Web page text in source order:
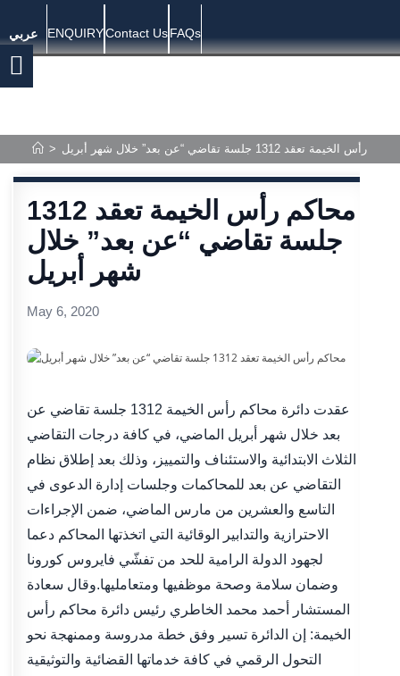
عربي ENQUIRYContact UsFAQs
> محاكم رأس الخيمة تعقد 1312 جلسة تقاضي “عن بعد” خلال شهر أبريل
محاكم رأس الخيمة تعقد 1312
جلسة تقاضي “عن بعد” خلال
شهر أبريل
May 6, 2020
عقدت دائرة محاكم رأس الخيمة 1312 جلسة تقاضي عن
بعد خلال شهر أبريل الماضي، في كافة درجات التقاضي
الثلاث الابتدائية والاستئناف والتمييز، وذلك بعد إطلاق نظام
التقاضي عن بعد للمحاكمات وجلسات إدارة الدعوى في
التاسع والعشرين من مارس الماضي، ضمن الإجراءات
الاحترازية والتدابير الوقائية التي اتخذتها المحاكم دعما
لجهود الدولة الرامية للحد من تفشّي فايروس كورونا
وضمان سلامة وصحة موظفيها ومتعامليها.وقال سعادة
المستشار أحمد محمد الخاطري رئيس دائرة محاكم رأس
الخيمة: إن الدائرة تسير وفق خطة مدروسة وممنهجة نحو
التحول الرقمي في كافة خدماتها القضائية والتوثيقية